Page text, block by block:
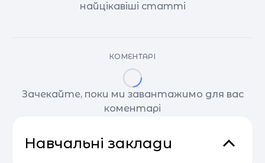
найцікавіші статті
КОМЕНТАРІ
Зачекайте, поки ми завантажимо для вас
коментарі
Навчальні заклади